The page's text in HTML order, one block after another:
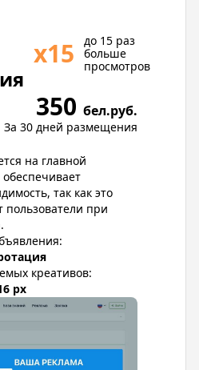
х15
до 15 раз
больше
просмотров
350 бел.руб.
За 30 дней размещения
на главной
так как это
пользователи при
креативов:
px